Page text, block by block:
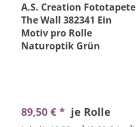
A.S. Creation Fototapete
The Wall 382341 Ein
Motiv pro Rolle
Naturoptik Grün
89,50 € * je Rolle